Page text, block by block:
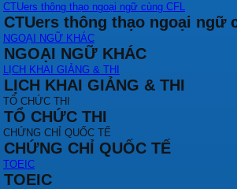
CTUers thông thạo ngoại ngữ cùng CFL
CTUers thông thạo ngoại ngữ
NGOẠI NGỮ KHÁC
NGOẠI NGỮ KHÁC
LỊCH KHAI GIẢNG & THI
LỊCH KHAI GIẢNG & THI
TỔ CHỨC THI
TỔ CHỨC THI
CHỨNG CHỈ QUỐC TẾ
CHỨNG CHỈ QUỐC TẾ
TOEIC
TOEIC